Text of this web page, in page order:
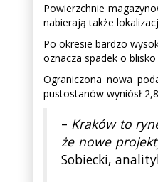
Powierzchnie
nabierają także
Po okresie bardzo
oznacza spadek o
Ograniczona nowa
pustostanów wyniósł
– Kraków to
że nowe
Sobiecki,